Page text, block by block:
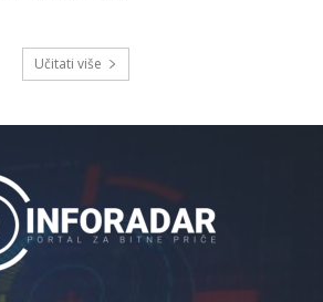
Učitati više